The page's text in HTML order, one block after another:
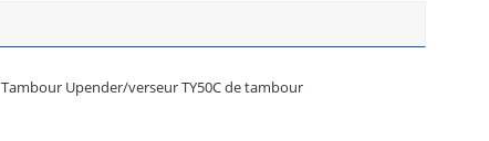
Tambour Upender/verseur TY50C de tambour